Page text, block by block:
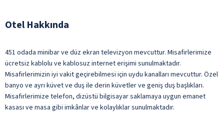
Otel Hakkında
451 odada minibar ve düz ekran televizyon mevcuttur. Misafirlerimize
ücretsiz kablolu ve kablosuz internet erişimi sunulmaktadır.
Misafirlerimizin iyi vakit geçirebilmesi için uydu kanalları mevcuttur. Özel
banyo ve ayrı küvet ve duş ile derin küvetler ve geniş duş başlıkları.
Misafirlerimize telefon, dizüstü bilgisayar saklamaya uygun emanet
kasası ve masa gibi imkânlar ve kolaylıklar sunulmaktadır.